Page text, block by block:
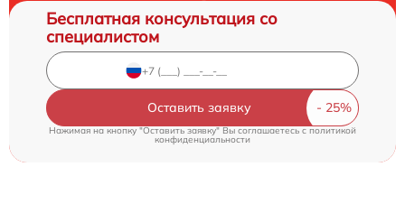
Бесплатная консультация со
специалистом
Оставить заявку
Нажимая на кнопку "Оставить заявку" Вы соглашаетесь cполитикой
конфиденциальности